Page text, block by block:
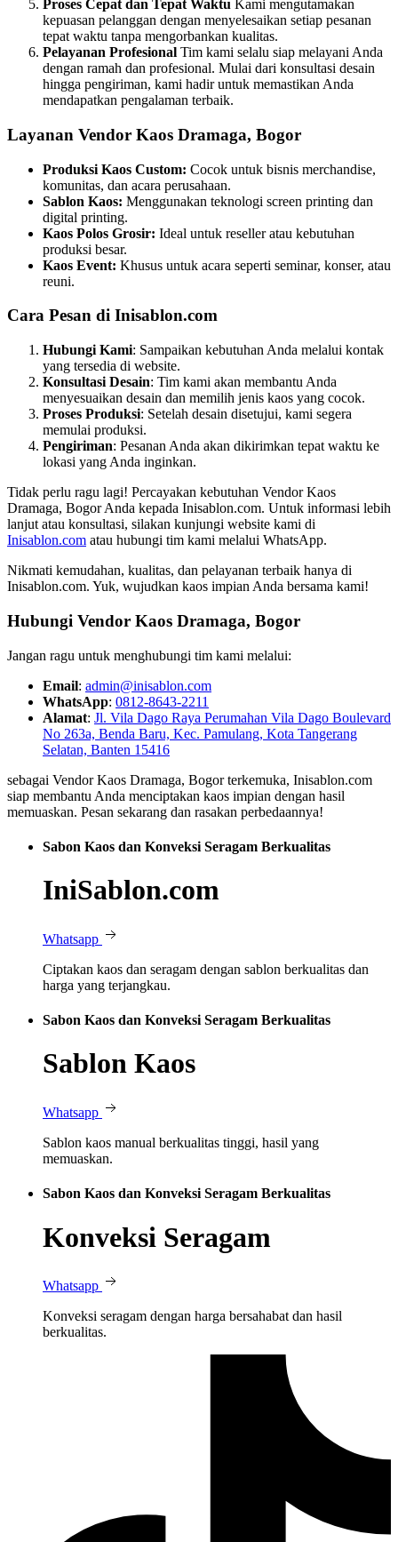
Proses Cepat dan Tepat Waktu Kami mengutamakan
kepuasan pelanggan dengan menyelesaikan setiap pesanan
tepat waktu tanpa mengorbankan kualitas.
Pelayanan Profesional Tim kami selalu siap melayani Anda
dengan ramah dan profesional. Mulai dari konsultasi desain
hingga pengiriman, kami hadir untuk memastikan Anda
mendapatkan pengalaman terbaik.
Layanan Vendor Kaos Dramaga, Bogor
Produksi Kaos Custom: Cocok untuk bisnis merchandise,
komunitas, dan acara perusahaan.
Sablon Kaos: Menggunakan teknologi screen printing dan
digital printing.
Kaos Polos Grosir: Ideal untuk reseller atau kebutuhan
produksi besar.
Kaos Event: Khusus untuk acara seperti seminar, konser, atau
reuni.
Cara Pesan di Inisablon.com
Hubungi Kami: Sampaikan kebutuhan Anda melalui kontak
yang tersedia di website.
Konsultasi Desain: Tim kami akan membantu Anda
menyesuaikan desain dan memilih jenis kaos yang cocok.
Proses Produksi: Setelah desain disetujui, kami segera
memulai produksi.
Pengiriman: Pesanan Anda akan dikirimkan tepat waktu ke
lokasi yang Anda inginkan.
Tidak perlu ragu lagi! Percayakan kebutuhan Vendor Kaos
Dramaga, Bogor Anda kepada Inisablon.com. Untuk informasi lebih
lanjut atau konsultasi, silakan kunjungi website kami di
Inisablon.com atau hubungi tim kami melalui WhatsApp.
Nikmati kemudahan, kualitas, dan pelayanan terbaik hanya di
Inisablon.com. Yuk, wujudkan kaos impian Anda bersama kami!
Hubungi Vendor Kaos Dramaga, Bogor
Jangan ragu untuk menghubungi tim kami melalui:
Email: admin@inisablon.com
WhatsApp: 0812-8643-2211
Alamat: Jl. Vila Dago Raya Perumahan Vila Dago Boulevard
No 263a, Benda Baru, Kec. Pamulang, Kota Tangerang
Selatan, Banten 15416
sebagai Vendor Kaos Dramaga, Bogor terkemuka, Inisablon.com
siap membantu Anda menciptakan kaos impian dengan hasil
memuaskan. Pesan sekarang dan rasakan perbedaannya!
Sabon Kaos dan Konveksi Seragam Berkualitas
IniSablon.com
Whatsapp
Ciptakan kaos dan seragam dengan sablon berkualitas dan
harga yang terjangkau.
Sabon Kaos dan Konveksi Seragam Berkualitas
Sablon Kaos
Whatsapp
Sablon kaos manual berkualitas tinggi, hasil yang
memuaskan.
Sabon Kaos dan Konveksi Seragam Berkualitas
Konveksi Seragam
Whatsapp
Konveksi seragam dengan harga bersahabat dan hasil
berkualitas.